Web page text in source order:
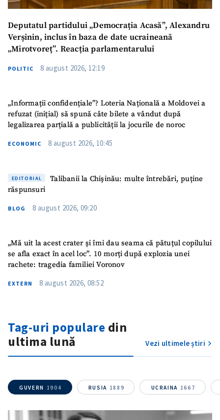
Trimite o informație
in English
на русском
Deputatul partidului „Democrația Acasă”, Alexandru
Verșinin, inclus în baza de date ucraineană
„Mirotvoreț”. Reacția parlamentarului
POLITIC 8 august 2026, 12:19
„Informații confidențiale”? Loteria Națională a Moldovei a
refuzat (inițial) să spună câte bilete a vândut după
legalizarea parțială a publicității la jocurile de noroc
ECONOMIC 8 august 2026, 10:45
EDITORIAL
Talibanii la Chișinău: multe întrebări, puține
răspunsuri
BLOG 8 august 2026, 09:20
„Mă uit la acest crater și îmi dau seama că pătuțul copilului
se afla exact în acel loc”. 10 morți după explozia unei
rachete: tragedia familiei Voronov
EXTERN 8 august 2026, 08:52
Tag-uri populare din
ultima lună
Vezi ultimele știri
GUVERN 1904 RUSIA 1889 UCRAINA 1667